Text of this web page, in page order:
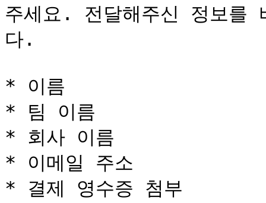
주세요. 전달해주신 정보를
다.
* 이름
* 팀 이름
* 회사 이름
* 이메일 주소
* 결제 영수증 첨부